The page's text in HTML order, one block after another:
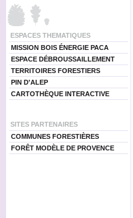
ESPACES THEMATIQUES
MISSION BOIS ÉNERGIE PACA
ESPACE DÉBROUSSAILLEMENT
TERRITOIRES FORESTIERS
PIN D'ALEP
CARTOTHÈQUE INTERACTIVE
SITES PARTENAIRES
COMMUNES FORESTIÈRES
FORÊT MODÈLE DE PROVENCE